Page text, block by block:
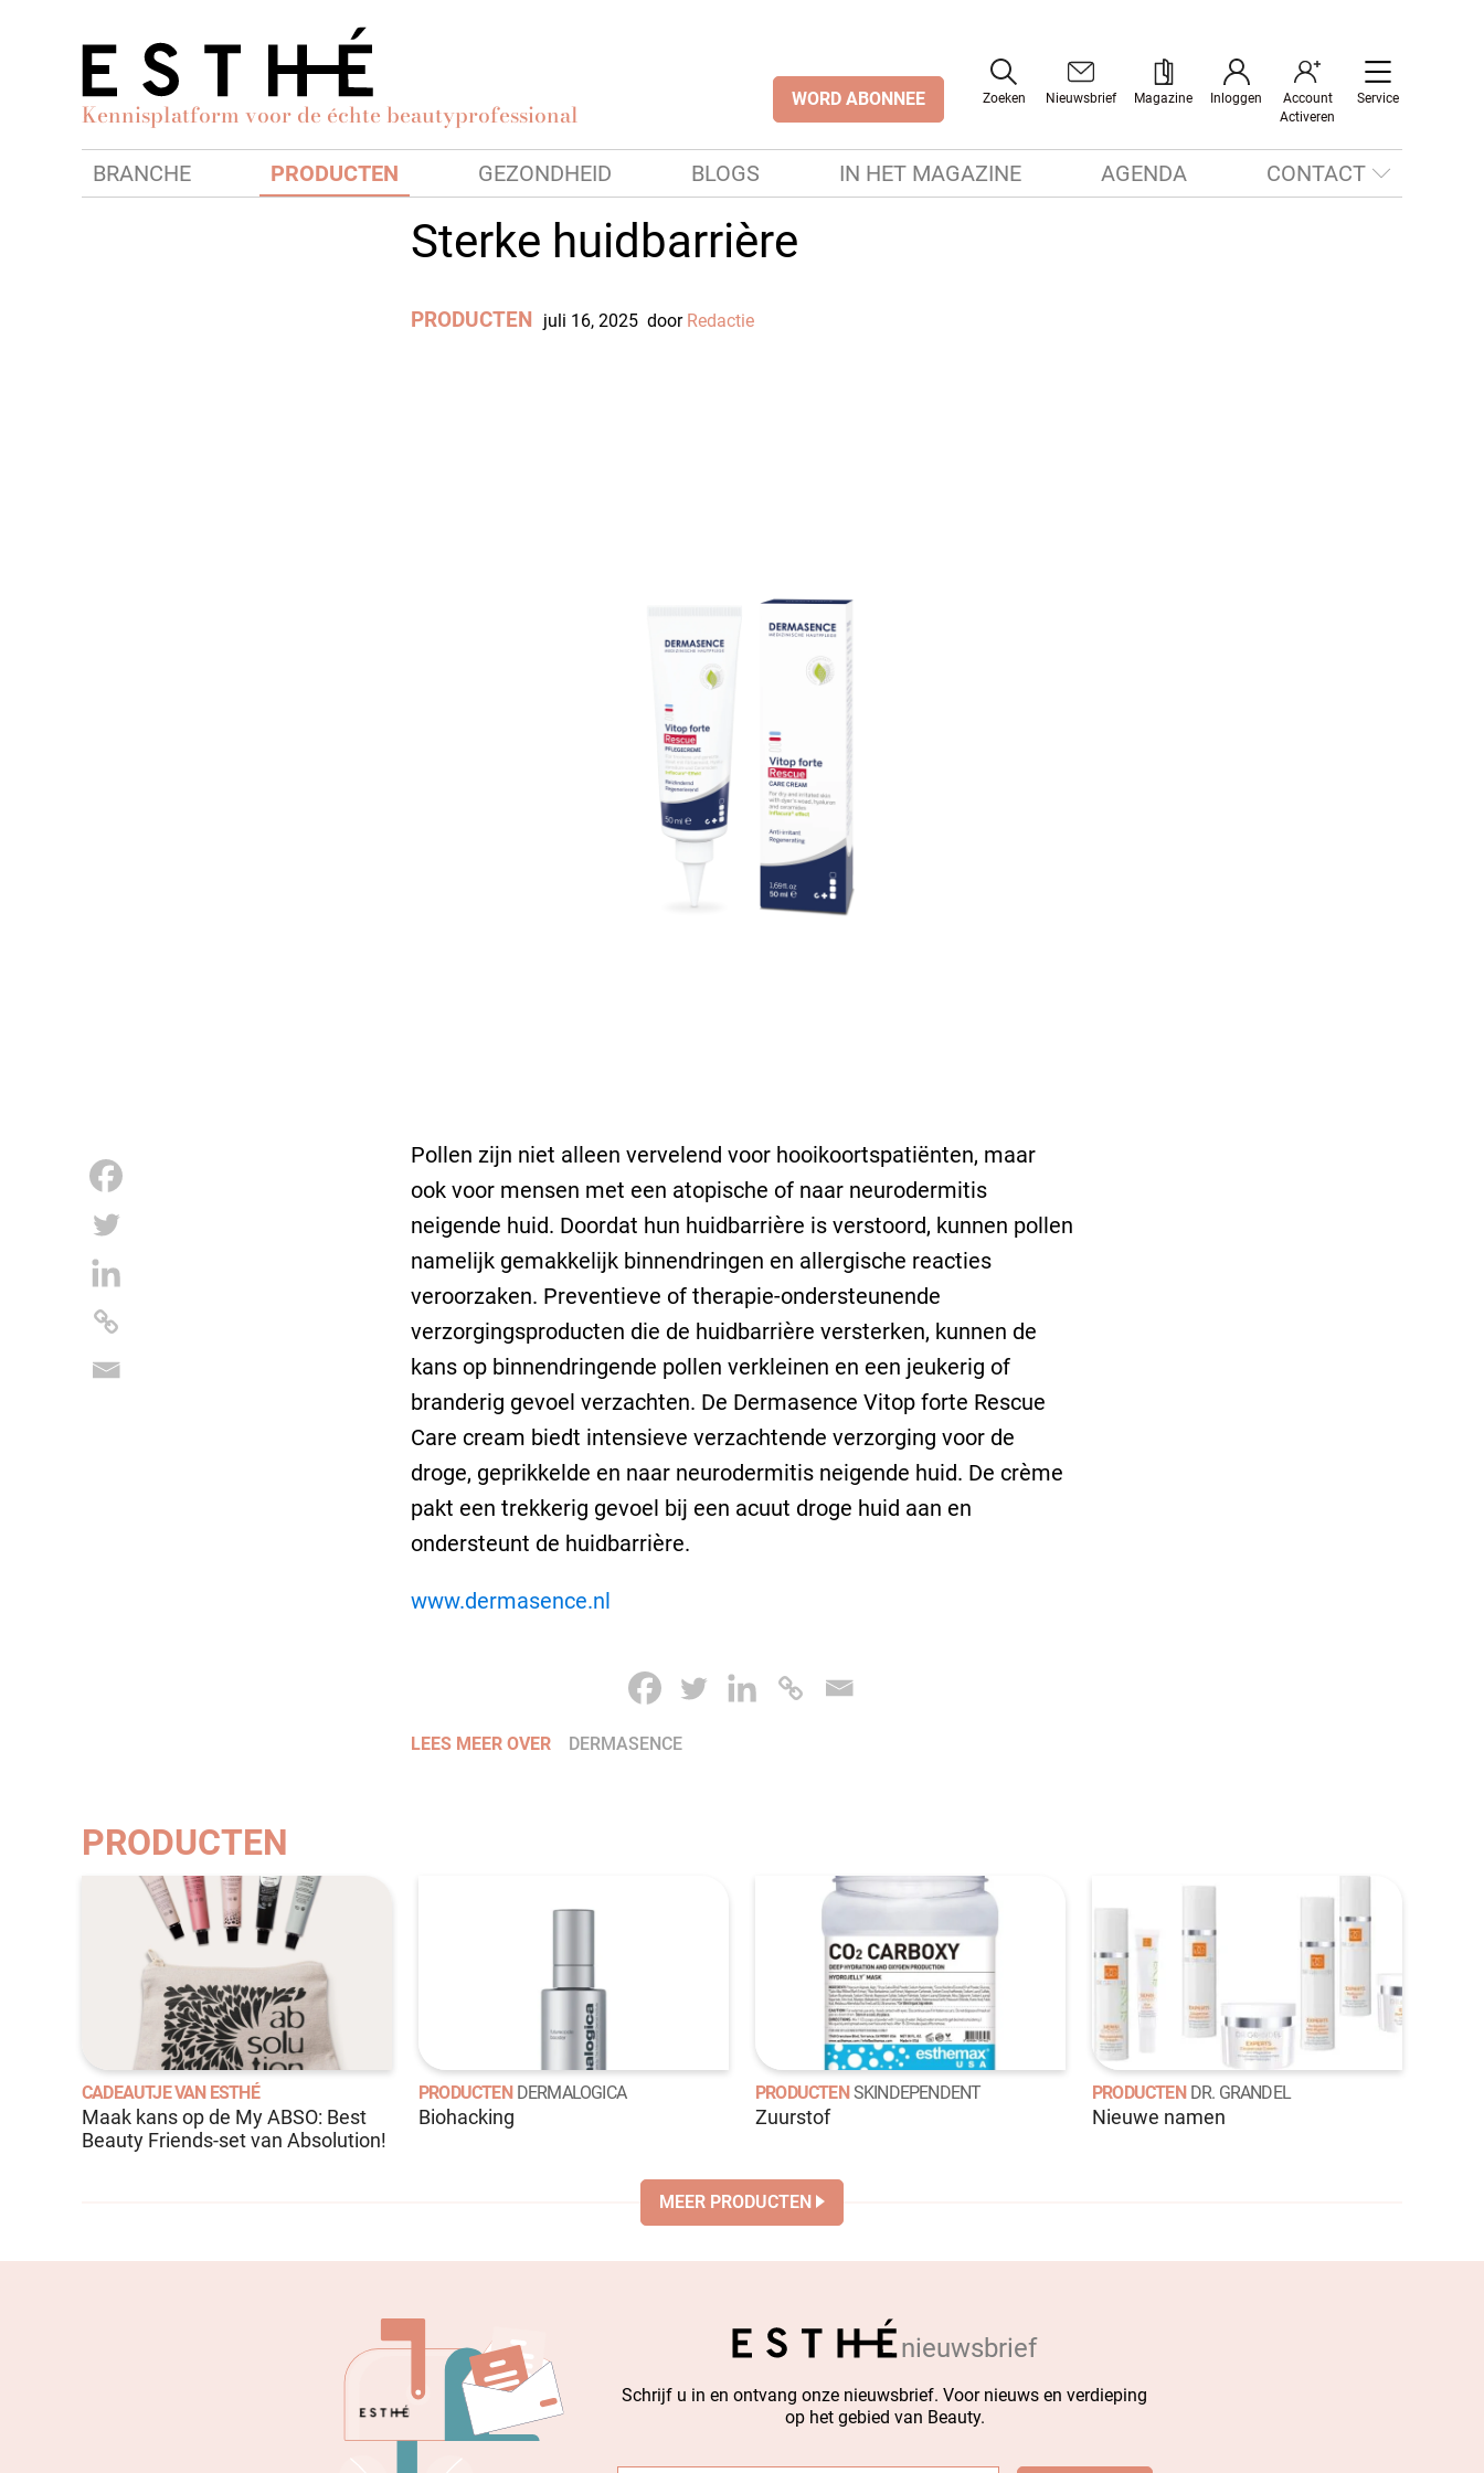
Kennisplatform voor de échte beautyprofessional WORD ABONNEE Zoeken Nieuwsbrief Magazine Inloggen
Account
Activeren
Service
BRANCHE PRODUCTEN GEZONDHEID BLOGS IN HET MAGAZINE AGENDA CONTACT
Sterke huidbarrière
PRODUCTEN juli 16, 2025 door Redactie
Pollen zijn niet alleen vervelend voor hooikoortspatiënten, maar
ook voor mensen met een atopische of naar neurodermitis
neigende huid. Doordat hun huidbarrière is verstoord, kunnen pollen
namelijk gemakkelijk binnendringen en allergische reacties
veroorzaken. Preventieve of therapie-ondersteunende
verzorgingsproducten die de huidbarrière versterken, kunnen de
kans op binnendringende pollen verkleinen en een jeukerig of
branderig gevoel verzachten. De Dermasence Vitop forte Rescue
Care cream biedt intensieve verzachtende verzorging voor de
droge, geprikkelde en naar neurodermitis neigende huid. De crème
pakt een trekkerig gevoel bij een acuut droge huid aan en
ondersteunt de huidbarrière.
www.dermasence.nl
LEES MEER OVER DERMASENCE
PRODUCTEN
CADEAUTJE VAN ESTHÉ
Maak kans op de My ABSO: Best
Beauty Friends-set van Absolution!
PRODUCTEN DERMALOGICA
Biohacking
PRODUCTEN SKINDEPENDENT
Zuurstof
PRODUCTEN DR. GRANDEL
Nieuwe namen
MEER PRODUCTEN
nieuwsbrief
Schrijf u in en ontvang onze nieuwsbrief. Voor nieuws en verdieping
op het gebied van Beauty.